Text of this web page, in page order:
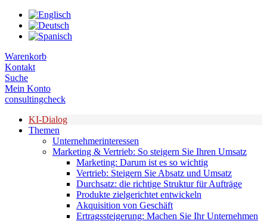
Zum
Inhalt
springen
Warenkorb
Kontakt
Suche
Mein Konto
consultingcheck
KI-Dialog
Themen
Unternehmerinteressen
Marketing & Vertrieb: So steigern Sie Ihren Umsatz
Marketing: Darum ist es so wichtig
Vertrieb: Steigern Sie Absatz und Umsatz
Durchsatz: die richtige Struktur für Aufträge
Produkte zielgerichtet entwickeln
Akquisition von Geschäft
Ertragssteigerung: Machen Sie Ihr Unternehmen